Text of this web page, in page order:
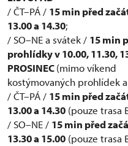
/ ČT–PÁ / 15 min před
13.00 a 14.30;
/ SO–NE a svátek / 15 min
prohlídky v 10.00, 11.30,
PROSINEC(mimo víkend
kostýmovaných prohlídek
/ ČT–PÁ / 15 min před
13.00 a 14.30 (pouze trasa
/ SO–NE / 15 min před
13.30 a 15.00 (pouze trasa